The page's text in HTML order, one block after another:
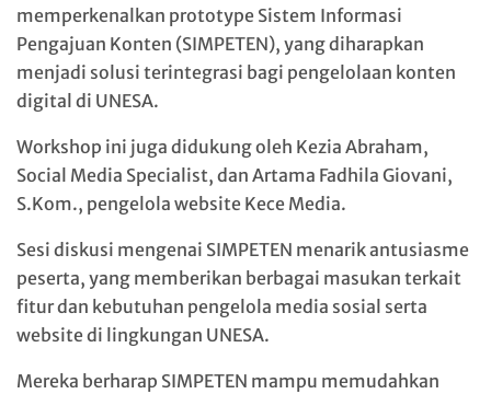
memperkenalkan prototype Sistem Informasi
Pengajuan Konten (SIMPETEN), yang diharapkan
menjadi solusi terintegrasi bagi pengelolaan konten
digital di UNESA.
Workshop ini juga didukung oleh Kezia Abraham,
Social Media Specialist, dan Artama Fadhila Giovani,
S.Kom., pengelola website Kece Media.
Sesi diskusi mengenai SIMPETEN menarik antusiasme
peserta, yang memberikan berbagai masukan terkait
fitur dan kebutuhan pengelola media sosial serta
website di lingkungan UNESA.
Mereka berharap SIMPETEN mampu memudahkan